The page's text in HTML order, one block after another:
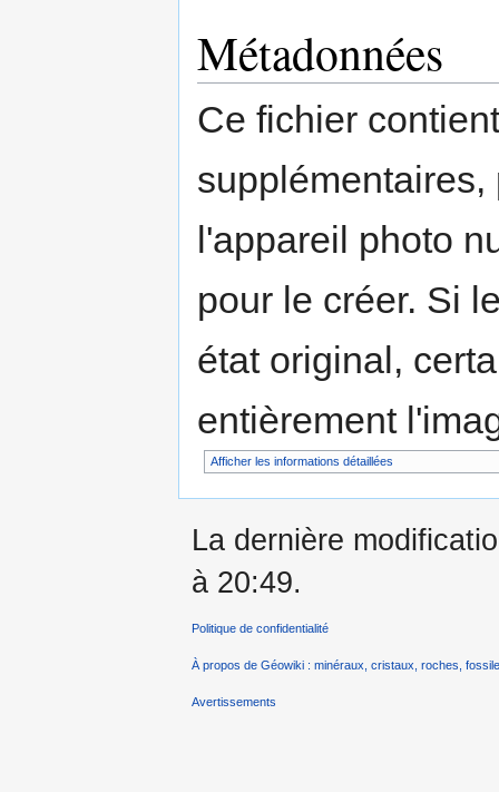
Métadonnées
Ce fichier
l'appareil photo
pour le créer. Si
état original,
entièrement
Afficher les informations détaillées
La dernière
à 20:49.
Politique de confidentialité
À propos de Géowiki : minéraux, cristaux, roches,
Avertissements